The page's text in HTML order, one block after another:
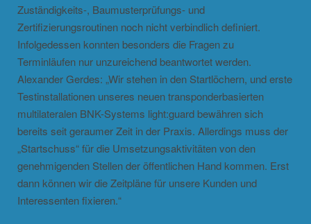
Zuständigkeits-, Baumusterprüfungs- und
Zertifizierungsroutinen noch nicht verbindlich definiert.
Infolgedessen konnten besonders die Fragen zu
Terminläufen nur unzureichend beantwortet werden.
Alexander Gerdes: „Wir stehen in den Startlöchern, und erste
Testinstallationen unseres neuen transponderbasierten
multilateralen BNK-Systems light:guard bewähren sich
bereits seit geraumer Zeit in der Praxis. Allerdings muss der
„Startschuss“ für die Umsetzungsaktivitäten von den
genehmigenden Stellen der öffentlichen Hand kommen. Erst
dann können wir die Zeitpläne für unsere Kunden und
Interessenten fixieren.“